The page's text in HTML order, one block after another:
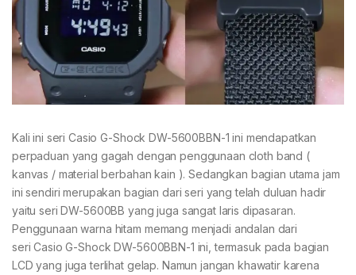
Kali ini seri Casio G-Shock DW-5600BBN-1 ini mendapatkan
perpaduan yang gagah dengan penggunaan cloth band (
kanvas / material berbahan kain ). Sedangkan bagian utama jam
ini sendiri merupakan bagian dari seri yang telah duluan hadir
yaitu seri DW-5600BB yang juga sangat laris dipasaran.
Penggunaan warna hitam memang menjadi andalan dari
seri Casio G-Shock DW-5600BBN-1 ini, termasuk pada bagian
LCD yang juga terlihat gelap. Namun jangan khawatir karena